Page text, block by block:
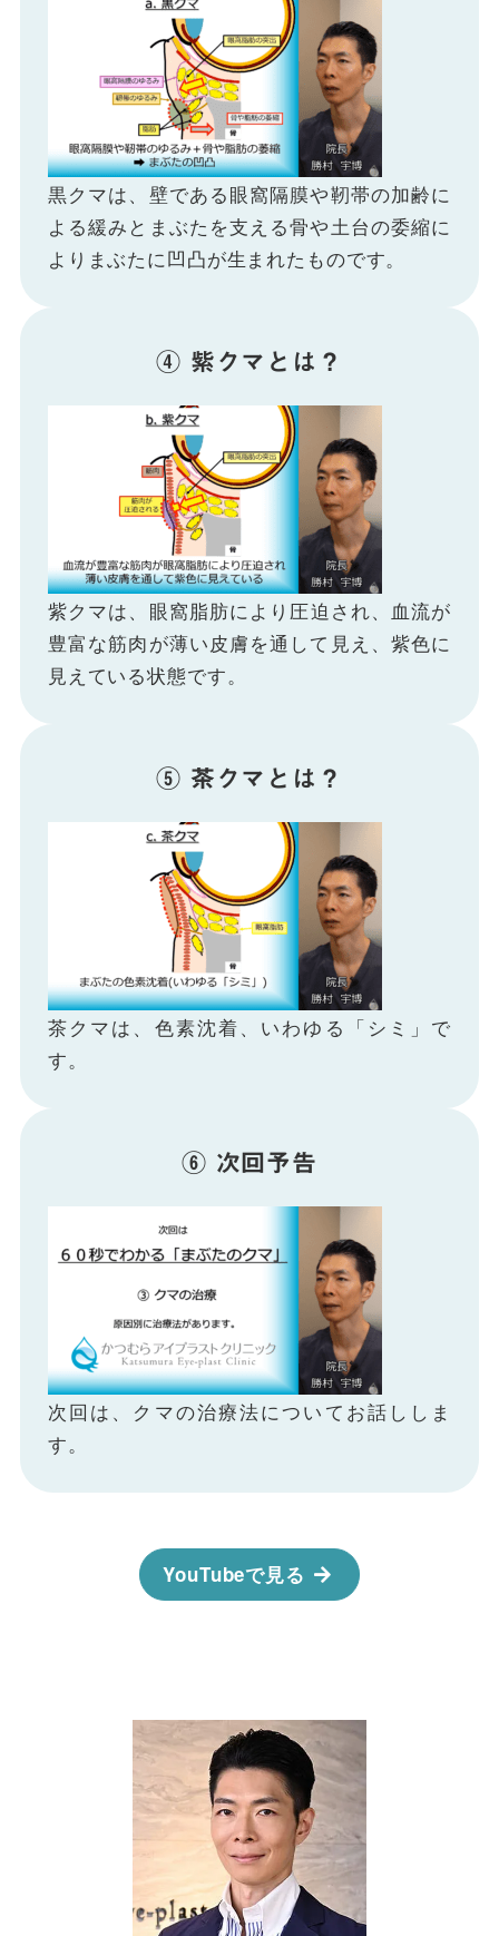
黒クマは、壁である眼窩隔膜や靭帯の加齢に
よる緩みとまぶたを支える骨や土台の委縮に
よりまぶたに凹凸が生まれたものです。
④ 紫クマとは？
紫クマは、眼窩脂肪により圧迫され、血流が
豊富な筋肉が薄い皮膚を通して見え、紫色に
見えている状態です。
⑤ 茶クマとは？
茶クマは、色素沈着、いわゆる「シミ」で
す。
⑥ 次回予告
次回は、クマの治療法についてお話ししま
す。
YouTubeで見る